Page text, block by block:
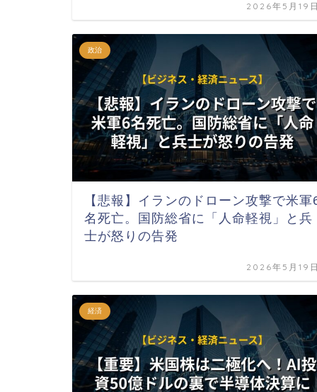
2026年5月19
政治
【悲報】イランのドローン攻撃で米軍
名死亡。国防総省に「人命軽視」と兵
士が怒りの告発
2026年5月19
経済